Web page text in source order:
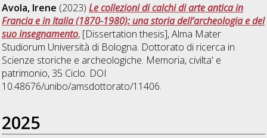
Avola, Irene (2023)Le collezioni di calchi di arte antica in
Francia e in Italia (1870-1980): una storia dell’archeologia e del
suo insegnamento, [Dissertation thesis], Alma Mater
Studiorum Università di Bologna. Dottorato di ricerca in
Scienze storiche e archeologiche. Memoria, civilta' e
patrimonio, 35 Ciclo. DOI
10.48676/unibo/amsdottorato/11406.
2025